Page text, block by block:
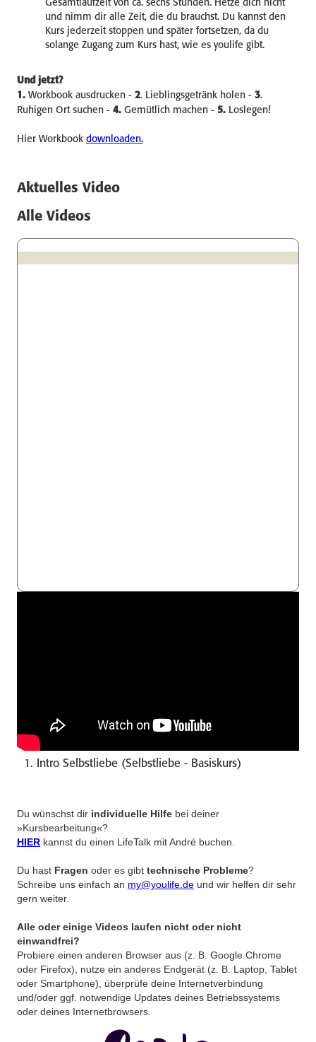
Gesamtlaufzeit von ca. sechs Stunden. Hetze dich nicht
und nimm dir alle Zeit, die du brauchst. Du kannst den
Kurs jederzeit stoppen und später fortsetzen, da du
solange Zugang zum Kurs hast, wie es youlife gibt.
Und jetzt?
1. Workbook ausdrucken - 2. Lieblingsgetränk holen - 3.
Ruhigen Ort suchen - 4. Gemütlich machen - 5. Loslegen!
Hier Workbook downloaden.
Aktuelles Video
Alle Videos
1. Intro Selbstliebe (Selbstliebe - Basiskurs)
Du wünschst dir individuelle Hilfe bei deiner
»Kursbearbeitung«?
HIER kannst du einen LifeTalk mit André buchen.
Du hast Fragen oder es gibt technische Probleme?
Schreibe uns einfach an my@youlife.de und wir helfen dir sehr
gern weiter.
Alle oder einige Videos laufen nicht oder nicht
einwandfrei?
Probiere einen anderen Browser aus (z. B. Google Chrome
oder Firefox), nutze ein anderes Endgerät (z. B. Laptop, Tablet
oder Smartphone), überprüfe deine Internetverbindung
und/oder ggf. notwendige Updates deines Betriebssystems
oder deines Internetbrowsers.